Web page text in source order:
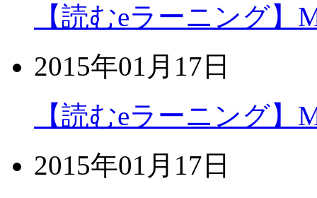
【読むeラーニング】
2015年01月17日
【読むeラーニング】
2015年01月17日